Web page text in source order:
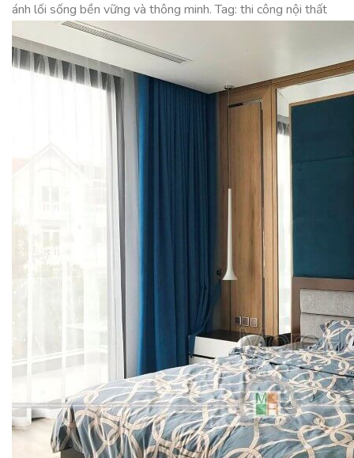
ánh lối sống bền vững và thông minh. Tag: thi công nội thất